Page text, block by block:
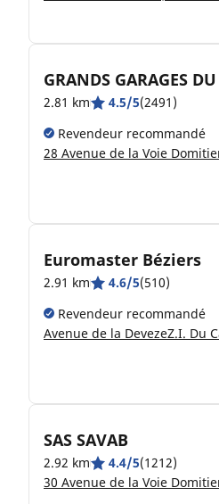
GRANDS GARAGES
2.81 km 4.5/5(2491)
Revendeur recommandé
Euromaster Béziers
2.91 km 4.6/5(510)
Revendeur recommandé
SAS SAVAB
2.92 km 4.4/5(1212)